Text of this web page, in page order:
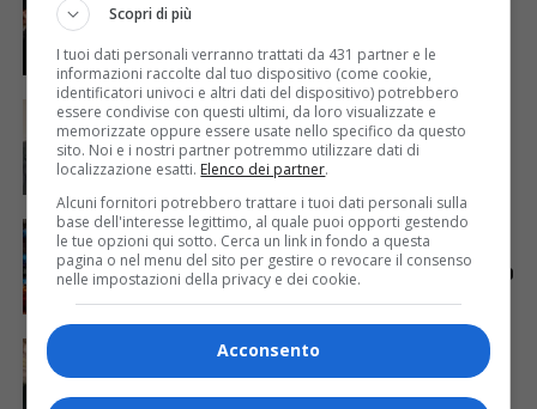
Parrucchieri friulani in rivolta: vietati gli
spostamenti dei clienti fuori comune
CRONACA & ATTUALITÀ 6 anni fa
Tilatti, Confartiginato: «Sul Dcpm, il
Governo faccia dietrofront»
ECONOMIA & LAVORO 6 anni fa
Le categorie non ci stanno, il nuovo Dpcm
così non va: «Così in migliaia sono a rischio
chiusura»
ECONOMIA & LAVORO 6 anni fa
Fase 2, le imprese artigiane del Friuli
stimano una perdita di 600 milioni
Scopri di più
I tuoi dati personali verranno trattati da 431 partner e le
informazioni raccolte dal tuo dispositivo (come cookie,
identificatori univoci e altri dati del dispositivo) potrebbero
essere condivise con questi ultimi, da loro visualizzate e
memorizzate oppure essere usate nello specifico da questo
sito. Noi e i nostri partner potremmo utilizzare dati di
localizzazione esatti. Elenco dei partner.
Alcuni fornitori potrebbero trattare i tuoi dati personali sulla
base dell'interesse legittimo, al quale puoi opporti gestendo
le tue opzioni qui sotto. Cerca un link in fondo a questa
pagina o nel menu del sito per gestire o revocare il consenso
nelle impostazioni della privacy e dei cookie.
Acconsento